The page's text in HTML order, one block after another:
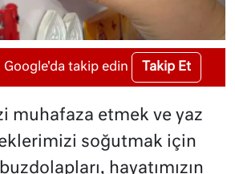
Google'da takip edin Takip Et
muhafaza etmek ve yaz
soğutmak için
hayatımızın